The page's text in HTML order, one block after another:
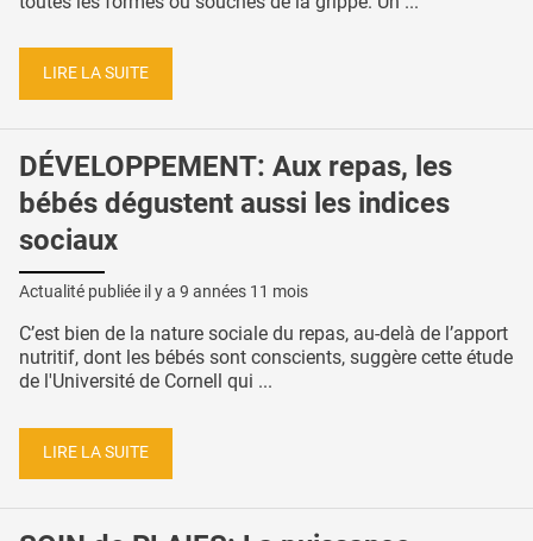
LIRE LA SUITE
DÉVELOPPEMENT: Aux repas, les
bébés dégustent aussi les indices
sociaux
Actualité publiée il y a 9 années 11 mois
C’est bien de la nature sociale du repas, au-delà de l’apport
nutritif, dont les bébés sont conscients, suggère cette étude
de l'Université de Cornell qui ...
LIRE LA SUITE